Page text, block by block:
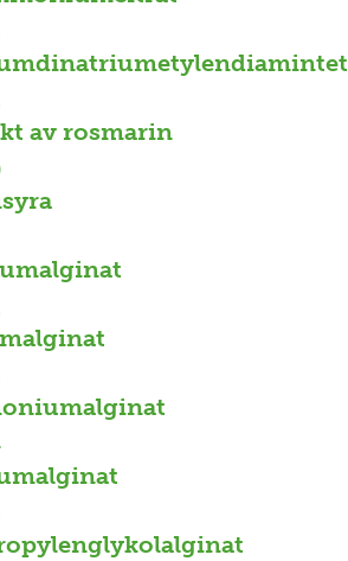
av rosmarin